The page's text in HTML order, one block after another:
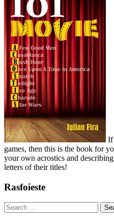
If
games, then this is the book for
your own acrostics and
letters of their titles!
Rasfoieste
Search
for: